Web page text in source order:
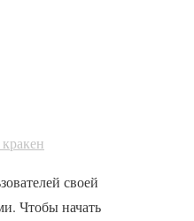
своей
Чтобы начать